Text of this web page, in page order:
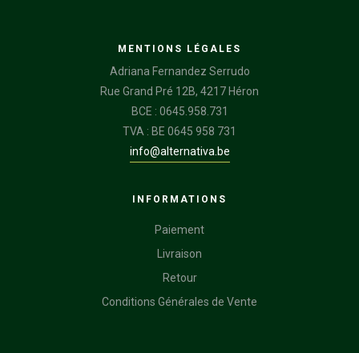
MENTIONS LÉGALES
Adriana Fernandez Serrudo
Rue Grand Pré 12B, 4217 Héron
BCE : 0645.958.731
TVA : BE 0645 958 731
info@alternativa.be
INFORMATIONS
Paiement
Livraison
Retour
Conditions Générales de Vente